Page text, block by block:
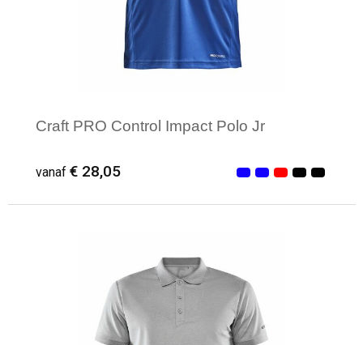
Craft PRO Control Impact Polo Jr
vanaf € 28,05
Minimale afname: 1